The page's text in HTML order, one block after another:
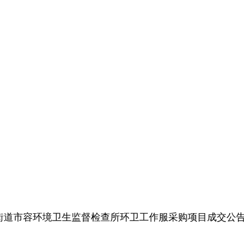
道市容环境卫生监督检查所环卫工作服采购项目成交公